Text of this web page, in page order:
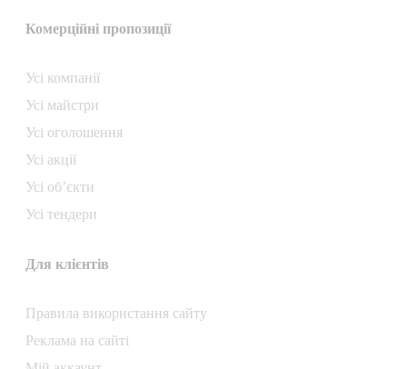
Комерційні пропозиції
Усі компанії
Усі майстри
Усі оголошення
Усі акції
Усі об’єкти
Усі тендери
Для клієнтів
Правила використання сайту
Реклама на сайті